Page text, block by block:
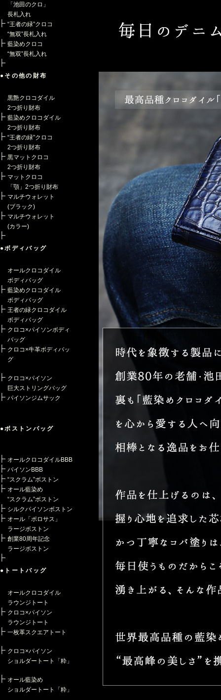
「池田のクロ」
長札入れ
“王者の緑”クロコ
“無双”長札入れ
藍染めクロコ
“無双”長札入れ
●その他の財布
黒艶クロコダイル
2つ折り財布
藍染めクロコダイル
2つ折り財布
“王者の緑”クロコ
2つ折り財布
黒マットクロコ
2つ折り財布
マットクロコ
「顎」2つ折り財布
マルチウォレット
(ブラック)
マルチウォレット
(カラー)
●ボディバッグ
オールクロコダイル
ボディバッグ
藍染めクロコダイル
ボディバッグ
王者の緑クロコダイル
ボディバッグ
クロコ×パイソンボディ
バッグ
クロコ×牛革ボディバッ
グ
クロコ×パイソン
巨大ストリングバッグ
パイソンジムサック
●ボストンバッグ
オールクロコダイルBBB
パイソンBBB
“スクラム”ボストン
オール藍染め
“スクラム”ボストン
シルクパイソンボストン
オール「ポロサス」
ラージボストン
創業80周年記念
ラージボストン
●トートバッグ
オールクロコダイル
ラウンジトート
クロコ×パイソン
ラウンジトート
一枚革スクエアトート
クロコ×パイソン
ショルダートート「粋」
オール藍染め
ショルダートート「粋」